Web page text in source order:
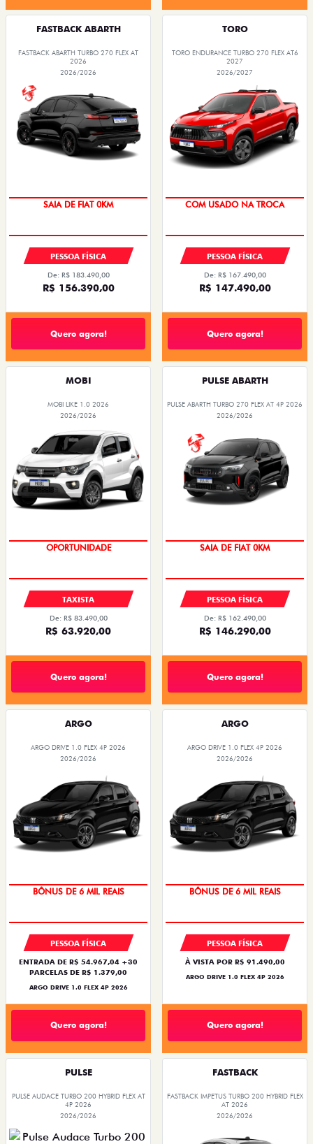
FASTBACK ABARTH
FASTBACK ABARTH TURBO 270 FLEX AT
2026
2026/2026
PESSOA FÍSICA
De: R$ 183.490,00
R$ 156.390,00
Quero agora!
TORO
TORO ENDURANCE TURBO 270 FLEX AT6
2027
2026/2027
OPORTUNIDADE
PESSOA FÍSICA
De: R$ 167.490,00
R$ 147.490,00
Quero agora!
MOBI
MOBI LIKE 1.0 2026
2026/2026
OPORTUNIDADE
TAXISTA
De: R$ 83.490,00
R$ 63.920,00
Quero agora!
PULSE ABARTH
PULSE ABARTH TURBO 270 FLEX AT 4P 2026
2026/2026
PESSOA FÍSICA
De: R$ 162.490,00
R$ 146.290,00
Quero agora!
ARGO
ARGO DRIVE 1.0 FLEX 4P 2026
2026/2026
TAXA ZERO
PESSOA FÍSICA
ENTRADA DE R$ 54.967,04 +30
PARCELAS DE R$ 1.379,00
ARGO DRIVE 1.0 FLEX 4P 2026
Quero agora!
ARGO
ARGO DRIVE 1.0 FLEX 4P 2026
2026/2026
TAXA ZERO
PESSOA FÍSICA
À VISTA POR R$ 91.490,00
ARGO DRIVE 1.0 FLEX 4P 2026
Quero agora!
PULSE
PULSE AUDACE TURBO 200 HYBRID FLEX AT
4P 2026
2026/2026
FASTBACK
FASTBACK IMPETUS TURBO 200 HYBRID FLEX
AT 2026
2026/2026